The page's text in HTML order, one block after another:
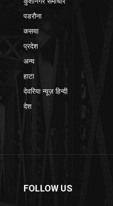
पडरौना
कसया
प्रदेश
अन्य
हाटा
देवरिया न्यूज़ हिन्दी
देश
FOLLOW US